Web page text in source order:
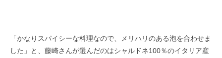
「かなりスパイシーな料理なので、メリハリのある泡を合わせま
した」と、藤崎さんが選んだのはシャルドネ100％のイタリア産